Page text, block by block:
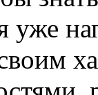
уже